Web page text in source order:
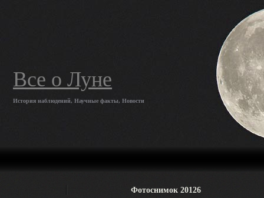
Все о Луне
История наблюдений, Научные факты, Новости
Фотоснимок 20126